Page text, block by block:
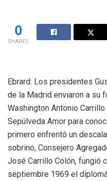
0
SHARES
Ebrard: Los presidentes
de la Madrid enviaron a su
Washington Antonio
Sepúlveda Amor para
primero enfrentó un
sobrino, Consejero
José Carrillo Colón, fungió
septiembre 1969 el